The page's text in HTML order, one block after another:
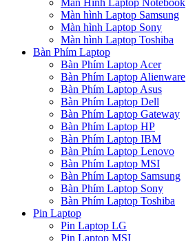
Màn Hình Laptop Notebook
Màn hình Laptop Samsung
Màn hình Laptop Sony
Màn hình Laptop Toshiba
Bàn Phím Laptop
Bàn Phím Laptop Acer
Bàn Phím Laptop Alienware
Bàn Phím Laptop Asus
Bàn Phím Laptop Dell
Bàn Phím Laptop Gateway
Bàn Phím Laptop HP
Bàn Phím Laptop IBM
Bàn Phím Laptop Lenovo
Bàn Phím Laptop MSI
Bàn Phím Laptop Samsung
Bàn Phím Laptop Sony
Bàn Phím Laptop Toshiba
Pin Laptop
Pin Laptop LG
Pin Laptop MSI